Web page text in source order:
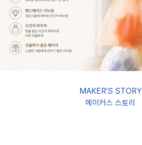
MAKER'S STORY
메이커스 스토리